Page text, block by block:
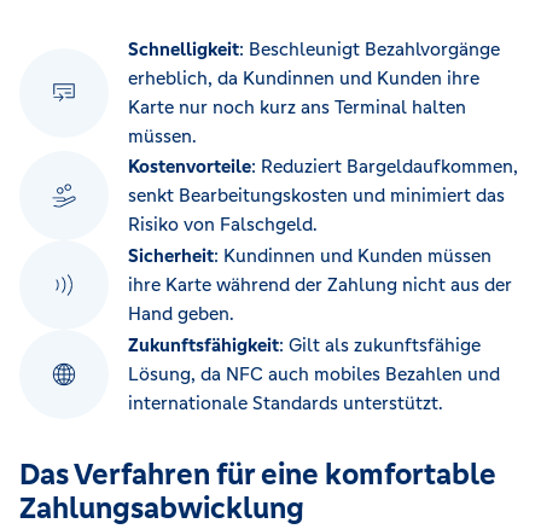
Schnelligkeit: Beschleunigt Bezahlvorgänge
erheblich, da Kundinnen und Kunden ihre
Karte nur noch kurz ans Terminal halten
müssen.
Kostenvorteile: Reduziert Bargeldaufkommen,
senkt Bearbeitungskosten und minimiert das
Risiko von Falschgeld.
Sicherheit: Kundinnen und Kunden müssen
ihre Karte während der Zahlung nicht aus der
Hand geben.
Zukunftsfähigkeit: Gilt als zukunftsfähige
Lösung, da NFC auch mobiles Bezahlen und
internationale Standards unterstützt.
Das Verfahren für eine komfortable
Zahlungsabwicklung